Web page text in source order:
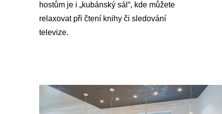
hostům je i „kubánský sál“, kde můžete
relaxovat při čtení knihy či sledování
televize.